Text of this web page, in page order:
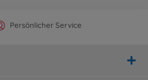
Offizieller Hersteller Shop
Persönlicher Service
Versandkostenfrei ab 25€
Schnelle Lieferung